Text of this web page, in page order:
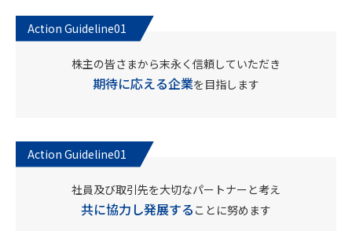
株主の皆さまから末永く信頼していただき
期待に応える企業を目指します
社員及び取引先を大切なパートナーと考え
共に協力し発展する ことに努めます